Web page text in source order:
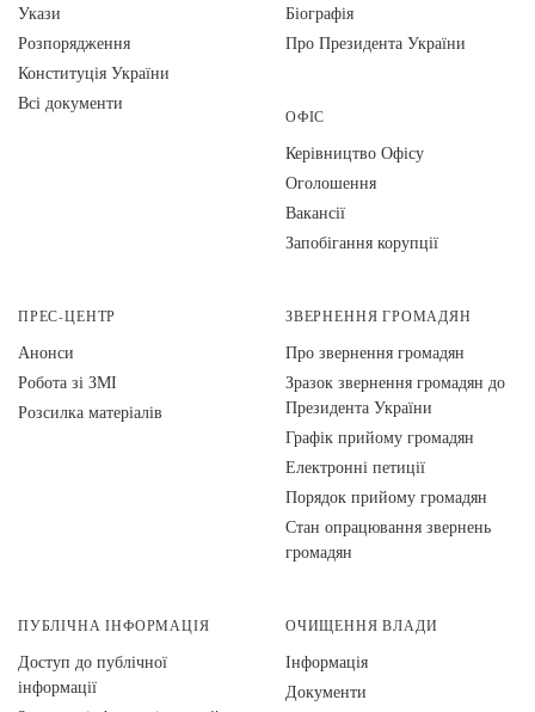
Укази
Розпорядження
Конституція України
Всі документи
Біографія
Про Президента України
ОФІС
Керівництво Офісу
Оголошення
Вакансії
Запобігання корупції
ПРЕС-ЦЕНТР
Анонси
Робота зі ЗМІ
Розсилка матеріалів
ЗВЕРНЕННЯ ГРОМАДЯН
Про звернення громадян
Зразок звернення громадян до
Президента України
Графік прийому громадян
Електронні петиції
Порядок прийому громадян
Стан опрацювання звернень
громадян
ПУБЛІЧНА ІНФОРМАЦІЯ
Доступ до публічної
інформації
ОЧИЩЕННЯ ВЛАДИ
Інформація
Документи